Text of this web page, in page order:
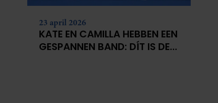
verzameld op basis van uw gebruik van hun services. U
gaat akkoord met onze cookies als u onze website blijft
gebruiken.
23 april 2026
KATE EN CAMILLA HEBBEN EEN
GESPANNEN BAND: DÍT IS DE